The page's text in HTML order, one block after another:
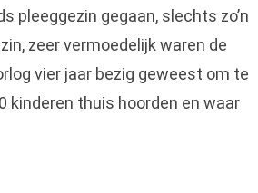
pleeggezin gegaan, slechts zo’n
zeer vermoedelijk waren de
vier jaar bezig geweest om te
kinderen thuis hoorden en waar